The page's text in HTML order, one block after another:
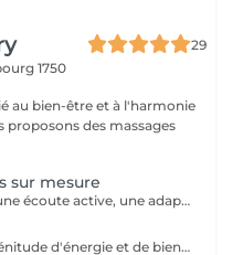
29
1750
au bien-être et à l'harmonie
proposons des massages
sur mesure
C'est plus qu'un massage, c'est une écoute active, une adaptation précise, et une maîtrise de chaque mouvement pour transcender votre expérience de bien-être. Il est créé uniquement pour vous, pour répondre pleinement à vos aspirations de bien-être. Il pourra être personnalisé selon vos besoins et problématique du moment : stress, postures inconfortables au travail, position assise prolongée, des efforts sportifs intenses ou autres. Avant de commencer la séance de massage sur mesure, nous définissons ensemble les zones du corps à privilégier, le type de technique et pression à exercer (doux, profond, enveloppant, énergétique) afin de m'adapter au mieux à votre besoin du moment. Invitez le luxe d'un soin sur-mesure dans votre vie et octroyez vous une halte bien-être inégalée!
Découvrez une expérience de plénitude d'énergie et de bien-être avec une alliance parfaite du massage relaxant du corps de 60 minutes et réflexologie plantaire de 30 minutes. Plongez-vous dans les sensations de bien-être et de sérénité grâce aux mouvements lents et enveloppants et des parfums délicats des huiles. Ce massage relaxant procure le relâchement des tensions musculaires et l'apaisement de l'esprit. Poursuivez l'expérience avec une demi-heure consacrée à vos pieds, véritable relais de l'équilibre et de l'harmonie global. Le travail délicat sur les zones réflexes des pieds permet rétablir une libre circulation d'énergie dans votre corps et une synergie de fonctionnement des organes internes. Offrez-vous une combinaison idéale pour une détente profonde, libération de stress et l'harmonie intérieure.